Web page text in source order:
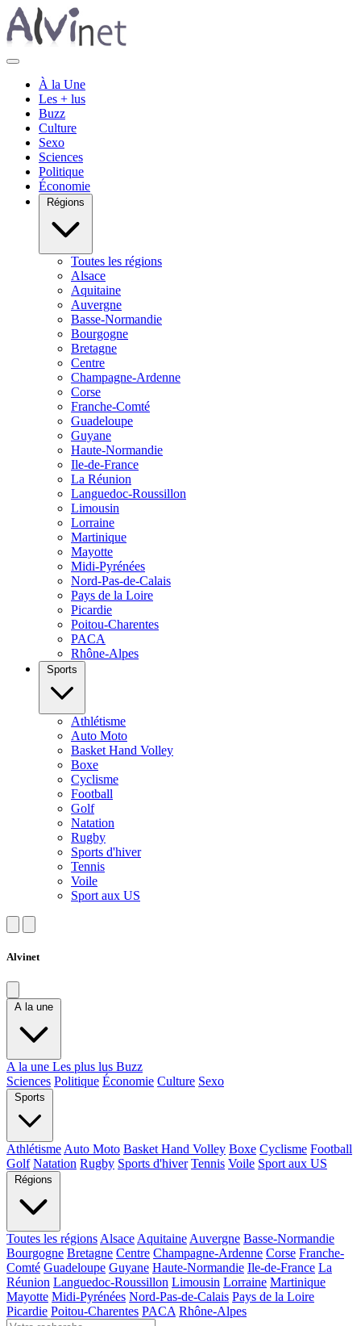
À la Une
Les + lus
Buzz
Culture
Sexo
Sciences
Politique
Économie
Régions
Toutes les régions
Alsace
Aquitaine
Auvergne
Basse-Normandie
Bourgogne
Bretagne
Centre
Champagne-Ardenne
Corse
Franche-Comté
Guadeloupe
Guyane
Haute-Normandie
Ile-de-France
La Réunion
Languedoc-Roussillon
Limousin
Lorraine
Martinique
Mayotte
Midi-Pyrénées
Nord-Pas-de-Calais
Pays de la Loire
Picardie
Poitou-Charentes
PACA
Rhône-Alpes
Sports
Athlétisme
Auto Moto
Basket Hand Volley
Boxe
Cyclisme
Football
Golf
Natation
Rugby
Sports d'hiver
Tennis
Voile
Sport aux US
Alvinet
A la une
A la une Les plus lus Buzz
Sciences Politique Économie Culture Sexo
Sports
Athlétisme Auto Moto Basket Hand Volley Boxe Cyclisme Football
Golf Natation Rugby Sports d'hiver Tennis Voile Sport aux US
Régions
Toutes les régions Alsace Aquitaine Auvergne Basse-Normandie
Bourgogne Bretagne Centre Champagne-Ardenne Corse Franche-
Comté Guadeloupe Guyane Haute-Normandie Ile-de-France La
Réunion Languedoc-Roussillon Limousin Lorraine Martinique
Mayotte Midi-Pyrénées Nord-Pas-de-Calais Pays de la Loire
Picardie Poitou-Charentes PACA Rhône-Alpes